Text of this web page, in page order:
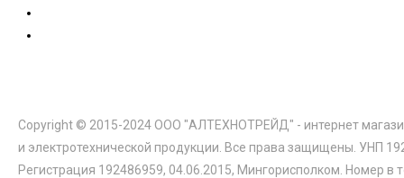
Copyright © 2015-2024 ООО "АЛТЕХНОТРЕЙД" - интернет
и электротехнической продукции. Все права защищены. УНП
Регистрация 192486959, 04.06.2015, Мингорисполком. Номер в